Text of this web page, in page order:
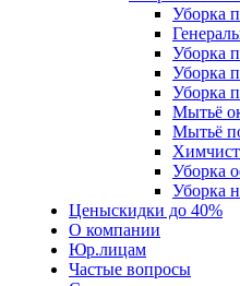
Уборка
Уборка
Уборка
Уборка
Мытьё
Мытьё
Уборка
Уборка
Ценыскидки до 40%
О компании
Юр.лицам
Частые вопросы